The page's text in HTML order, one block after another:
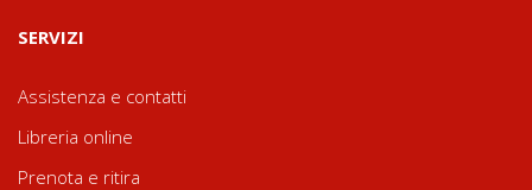
SERVIZI
Assistenza e contatti
Libreria online
Prenota e ritira